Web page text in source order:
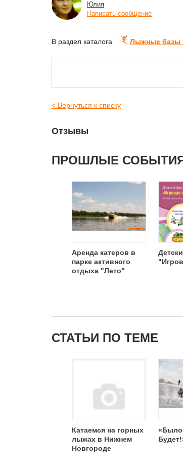
Юлия
Написать сообщение
В раздел каталога Лыжные базы
< Вернуться к списку
Отзывы
ПРОШЛЫЕ
Аренда катеров в
парке активного
отдыха "Лето"
СТАТЬИ ПО ТЕМЕ
Катаемся на горных
лыжах в Нижнем
Новгороде